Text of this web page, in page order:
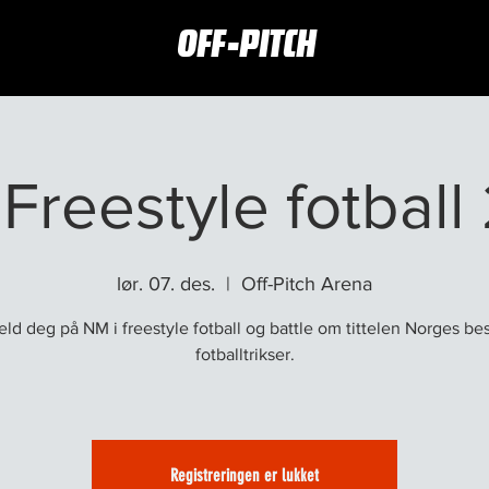
OFF-PITCH
fotball
lør. 07. des.
  |
Off-Pitch Arena
deg på NM i freestyle fotball og battle om tittelen Norges
fotballtrikser.
Registreringen er lukket